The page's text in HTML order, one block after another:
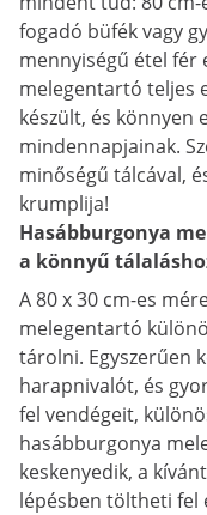
fogadó büfék vagy
mennyiségű étel fér
melegentartó teljes
készült, és könnyen
mindennapjainak.
minőségű tálcával,
krumplija!
Hasábburgonya
a könnyű
A 80 x 30 cm-es
melegentartó
tárolni. Egyszerűen
harapnivalót, és
fel vendégeit,
hasábburgonya
keskenyedik, a
lépésben töltheti fel